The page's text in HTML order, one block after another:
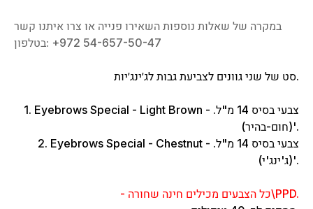
במקרה של שאלות נוספות השאירו פנייה או צרו איתנו קשר
בטלפון: ‎+972 54-657-50-47
סט של שני גוונים לצביעת גבות לג׳ינג׳יות.
1. Eyebrows Special - Light Brown - צבעי בסיס 14 מ"ל.
(חום-בהיר)'.
2. Eyebrows Special - Chestnut - צבעי בסיס 14 מ"ל.
(ג'ינג'י)'.
- כל הצבעים מכילים חינה שחורה\PPD.